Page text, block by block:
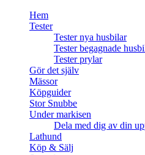
Hem
Tester
Tester nya husbilar
Tester begagnade
Tester prylar
Gör det själv
Mässor
Köpguider
Stor Snubbe
Under markisen
Dela med dig av din
Lathund
Köp & Sälj